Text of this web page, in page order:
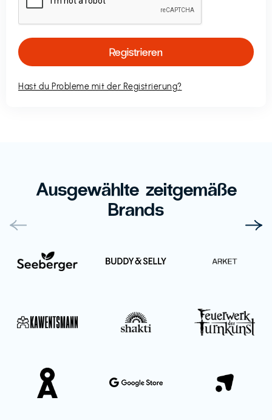
Hast du Probleme mit der Registrierung?
Ausgewählte zeitgemäße
Brands